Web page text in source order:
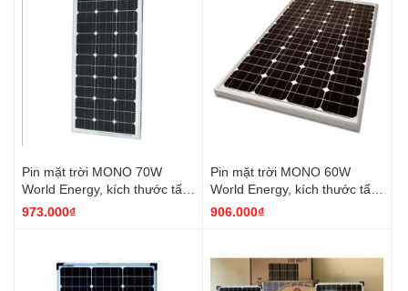
Pin mặt trời MONO 70W
World Energy, kích thước tấm
pin 770*670*30
973.000₫
Pin mặt trời MONO 60W
World Energy, kích thước tấm
pin 650*670*30
906.000₫